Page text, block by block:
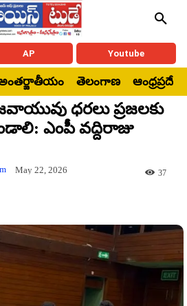
AP Youtube
తెలంగాణ ఆంధ్రప్రదేశ్
ధరలు ప్రజలకు
ఎంపీ వద్దిరాజు
May 22, 2026 37